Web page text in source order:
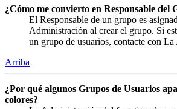
¿Cómo me convierto en Responsable del
El Responsable de un grupo es
Administración al crear el grupo. Si
un grupo de usuarios, contacte con
Arriba
¿Por qué algunos Grupos de Usuarios
colores?